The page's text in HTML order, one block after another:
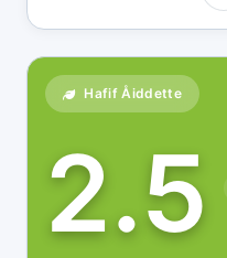
Hafif Åiddette